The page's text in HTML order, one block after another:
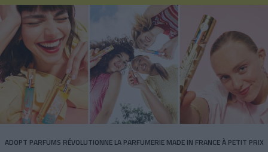
ADOPT PARFUMS RÉVOLUTIONNE LA PARFUMERIE MADE IN FRANCE À PETIT PRIX